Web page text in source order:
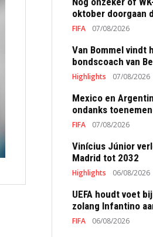
oktober doorgaan
FIFA 07/08/2026
Van Bommel vindt
bondscoach van
Highlights 07/08/2026
Mexico en
ondanks
FIFA 07/08/2026
Vinícius Júnior
Madrid tot 2032
Highlights 06/08/2026
UEFA houdt voet
zolang Infantino
FIFA 06/08/2026